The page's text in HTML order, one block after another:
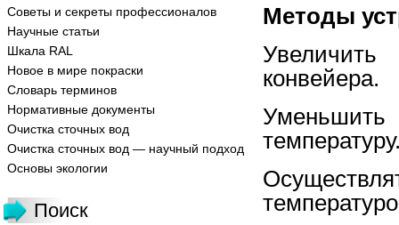
Советы и секреты профессионалов
Научные статьи
Шкала RAL
Новое в мире покраски
Словарь терминов
Нормативные документы
Очистка сточных вод
Очистка сточных вод — научный подход
Основы экологии
Поиск
Методы
конвейера.